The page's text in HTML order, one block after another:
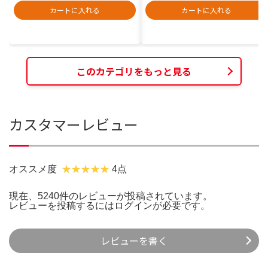
カートに入れる
カートに入れる
このカテゴリをもっと見る
カスタマーレビュー
オススメ度 4点
現在、5240件のレビューが投稿されています。
レビューを投稿するには ログインが必要です。
レビューを書く